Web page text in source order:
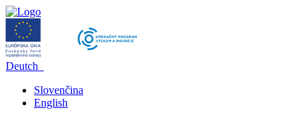
Deutch
Slovenčina
English